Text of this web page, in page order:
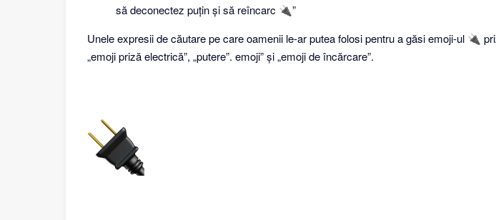
să deconectez puțin și să reîncarc 🔌”
Unele expresii de căutare pe care oamenii le-ar putea folosi pentru a găsi emoji-ul 🔌
„emoji priză electrică”, „putere”. emoji” și „emoji de încărcare”.